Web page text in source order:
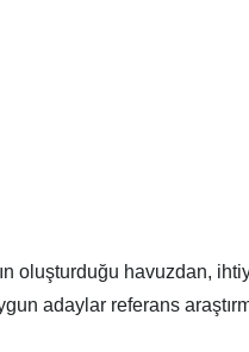
oluşturduğu havuzdan,
adaylar referans